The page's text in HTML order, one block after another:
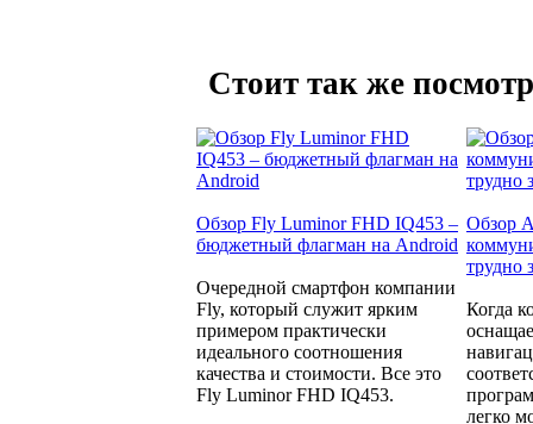
Стоит так же
Обзор Fly Luminor FHD IQ453 –
бюджетный флагман на Android
Очередной смартфон компании
Fly, который служит ярким
примером практически
идеального соотношения
качества и стоимости. Все это
Fly Luminor FHD IQ453.
Обзор
трудно
Когда
легко